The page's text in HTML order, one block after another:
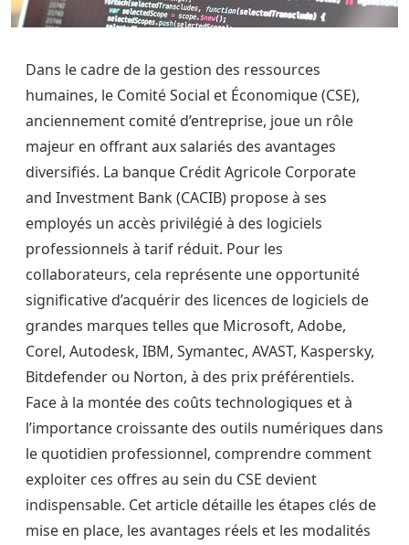
Dans le cadre de la gestion des ressources
humaines, le Comité Social et Économique (CSE),
anciennement comité d’entreprise, joue un rôle
majeur en offrant aux salariés des avantages
diversifiés. La banque Crédit Agricole Corporate
and Investment Bank (CACIB) propose à ses
employés un accès privilégié à des logiciels
professionnels à tarif réduit. Pour les
collaborateurs, cela représente une opportunité
significative d’acquérir des licences de logiciels de
grandes marques telles que Microsoft, Adobe,
Corel, Autodesk, IBM, Symantec, AVAST, Kaspersky,
Bitdefender ou Norton, à des prix préférentiels.
Face à la montée des coûts technologiques et à
l’importance croissante des outils numériques dans
le quotidien professionnel, comprendre comment
exploiter ces offres au sein du CSE devient
indispensable. Cet article détaille les étapes clés de
mise en place, les avantages réels et les modalités